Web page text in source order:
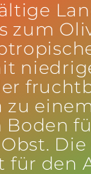
zum
zu einem
Boden
Die
den